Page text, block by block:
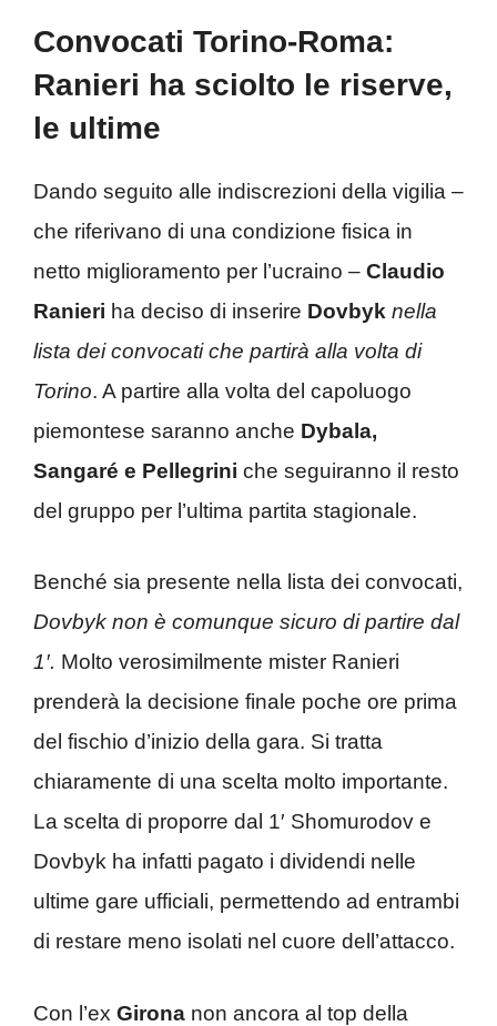
Convocati Torino-Roma:
Ranieri ha sciolto le riserve,
le ultime
Dando seguito alle indiscrezioni della vigilia –
che riferivano di una condizione fisica in
netto miglioramento per l’ucraino – Claudio
Ranieri ha deciso di inserire Dovbyk nella
lista dei convocati che partirà alla volta di
Torino. A partire alla volta del capoluogo
piemontese saranno anche Dybala,
Sangaré e Pellegrini che seguiranno il resto
del gruppo per l’ultima partita stagionale.
Benché sia presente nella lista dei convocati,
Dovbyk non è comunque sicuro di partire dal
1′. Molto verosimilmente mister Ranieri
prenderà la decisione finale poche ore prima
del fischio d’inizio della gara. Si tratta
chiaramente di una scelta molto importante.
La scelta di proporre dal 1′ Shomurodov e
Dovbyk ha infatti pagato i dividendi nelle
ultime gare ufficiali, permettendo ad entrambi
di restare meno isolati nel cuore dell’attacco.
Con l’ex Girona non ancora al top della